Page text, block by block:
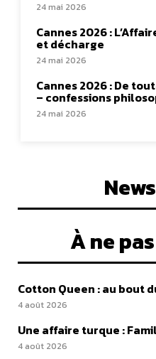
24 mai 2026
Cannes 2026 :
et décharge
24 mai 2026
Cannes 2026 : De
– confessions
24 mai 2026
À ne
Cotton Queen : au bout
4 août 2026
Une affaire turque :
4 août 2026